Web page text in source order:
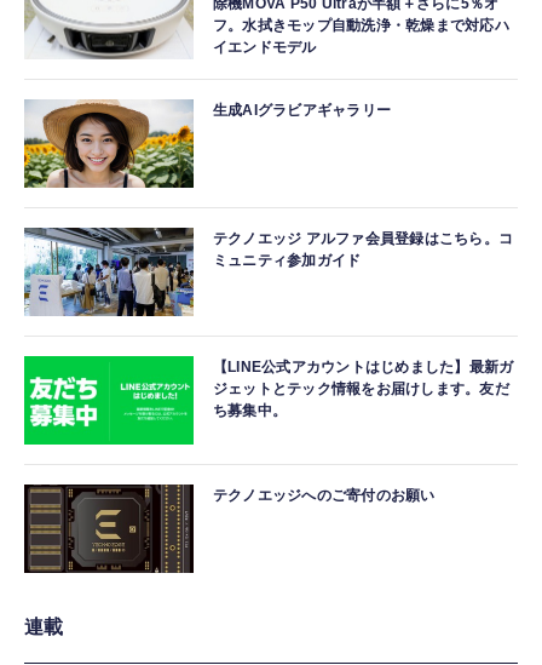
除機MOVA P50 Ultraが半額＋さらに5％オ
フ。水拭きモップ自動洗浄・乾燥まで対応ハ
イエンドモデル
生成AIグラビアギャラリー
テクノエッジ アルファ会員登録はこちら。コ
ミュニティ参加ガイド
【LINE公式アカウントはじめました】最新ガ
ジェットとテック情報をお届けします。友だ
ち募集中。
テクノエッジへのご寄付のお願い
連載